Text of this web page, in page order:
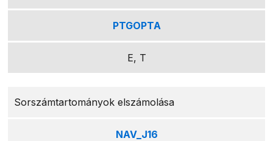
PTGOPTA
E, T
Sorszámtartományok elszámolása
NAV_J16